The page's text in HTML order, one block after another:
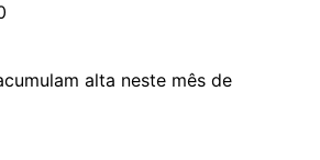
alta neste mês de